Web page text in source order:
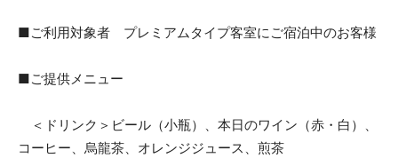
■ご利用対象者 プレミアムタイプ客室にご宿泊中のお客様
■ご提供メニュー
＜ドリンク＞ビール（小瓶）、本日のワイン（赤・白）、
コーヒー、烏龍茶、オレンジジュース、煎茶